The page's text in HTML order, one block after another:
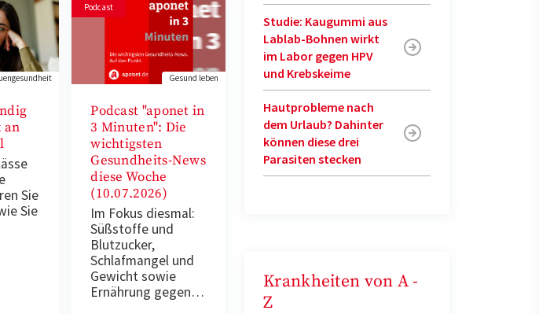
an
Sie
Sie
Podcast
Gesund leben
Podcast "aponet in
3 Minuten": Die
wichtigsten
Gesundheits-News
diese Woche
(10.07.2026)
Im Fokus diesmal:
Süßstoffe und
Blutzucker,
Schlafmangel und
Gewicht sowie
Ernährung gegen…
Studie: Kaugummi aus
Lablab-Bohnen wirkt
im Labor gegen HPV
und Krebskeime
Hautprobleme nach
dem Urlaub? Dahinter
können diese drei
Parasiten stecken
Krankheiten von A -
Z